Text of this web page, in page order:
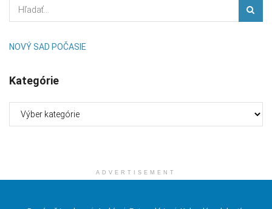
NOVÝ SAD POČASIE
Kategórie
ADVERTISEMENT